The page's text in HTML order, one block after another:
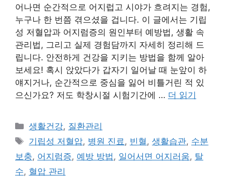
어나면 순간적으로 어지럽고 시야가 흐려지는 경험,
누구나 한 번쯤 겪으셨을 겁니다. 이 글에서는 기립
성 저혈압과 어지럼증의 원인부터 예방법, 생활 속
관리법, 그리고 실제 경험담까지 자세히 정리해 드
립니다. 안전하게 건강을 지키는 방법을 함께 알아
보세요! 혹시 앉았다가 갑자기 일어날 때 눈앞이 하
얘지거나, 순간적으로 중심을 잃어 비틀거린 적 있
으신가요? 저도 학창시절 시험기간에 … 더 읽기
카
테
리
생활건강, 질환관리
태
그
기립성 저혈압, 병원 진료, 빈혈,생활습관, 수분
보충, 어지럼증, 예방 방법, 일어서면 어지러움, 탈
수, 혈압 관리